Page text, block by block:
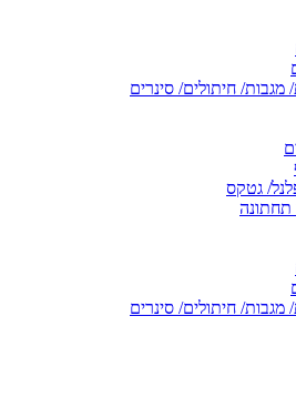
מגבות/ חיתולים/ סינרים
גטקס
מגבות/ חיתולים/ סינרים